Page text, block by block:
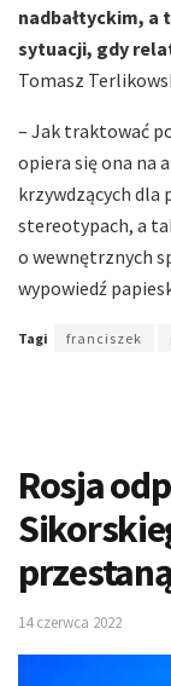
nadbałtyckim, a
sytuacji, gdy
Tomasz
– Jak traktować
opiera się ona na
krzywdzących dla
stereotypach, a
o wewnętrznych
wypowiedź
Tagi franciszek
Rosja
14 czerwca 2022